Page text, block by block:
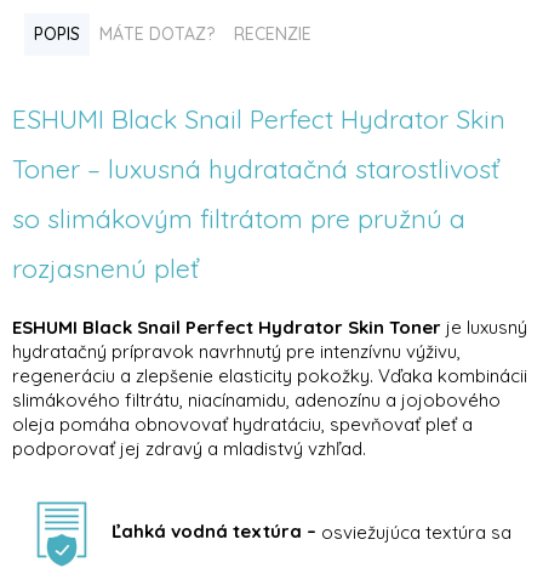
POPIS MÁTE DOTAZ? RECENZIE
ESHUMI Black Snail Perfect Hydrator Skin
Toner – luxusná hydratačná starostlivosť
so slimákovým filtrátom pre pružnú a
rozjasnenú pleť
ESHUMI Black Snail Perfect Hydrator Skin Toner je luxusný
hydratačný prípravok navrhnutý pre intenzívnu výživu,
regeneráciu a zlepšenie elasticity pokožky. Vďaka kombinácii
slimákového filtrátu, niacínamidu, adenozínu a jojobového
oleja pomáha obnovovať hydratáciu, spevňovať pleť a
podporovať jej zdravý a mladistvý vzhľad.
Ľahká vodná textúra – osviežujúca textúra sa